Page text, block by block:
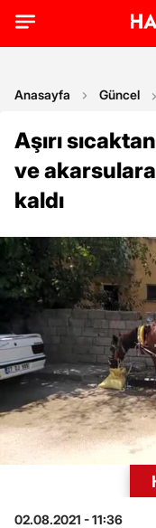
Anasayfa Güncel
Aşırı
ve
kaldı
02.08.2021 - 11:36